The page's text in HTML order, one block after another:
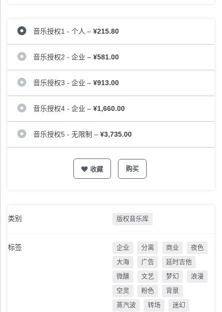
音乐授权1 - 个人 – ¥215.80
音乐授权2 - 企业 – ¥581.00
音乐授权3 - 企业 – ¥913.00
音乐授权4 - 企业 – ¥1,660.00
音乐授权5 - 无限制 – ¥3,735.00
收藏 购买
类别 版权音乐库
标签 企业 分离 商业
夜色
大海
广告
延时吉他
微醺
文艺 梦幻
浪漫
空灵
粉色
背景
蒸汽波
转场 迷幻